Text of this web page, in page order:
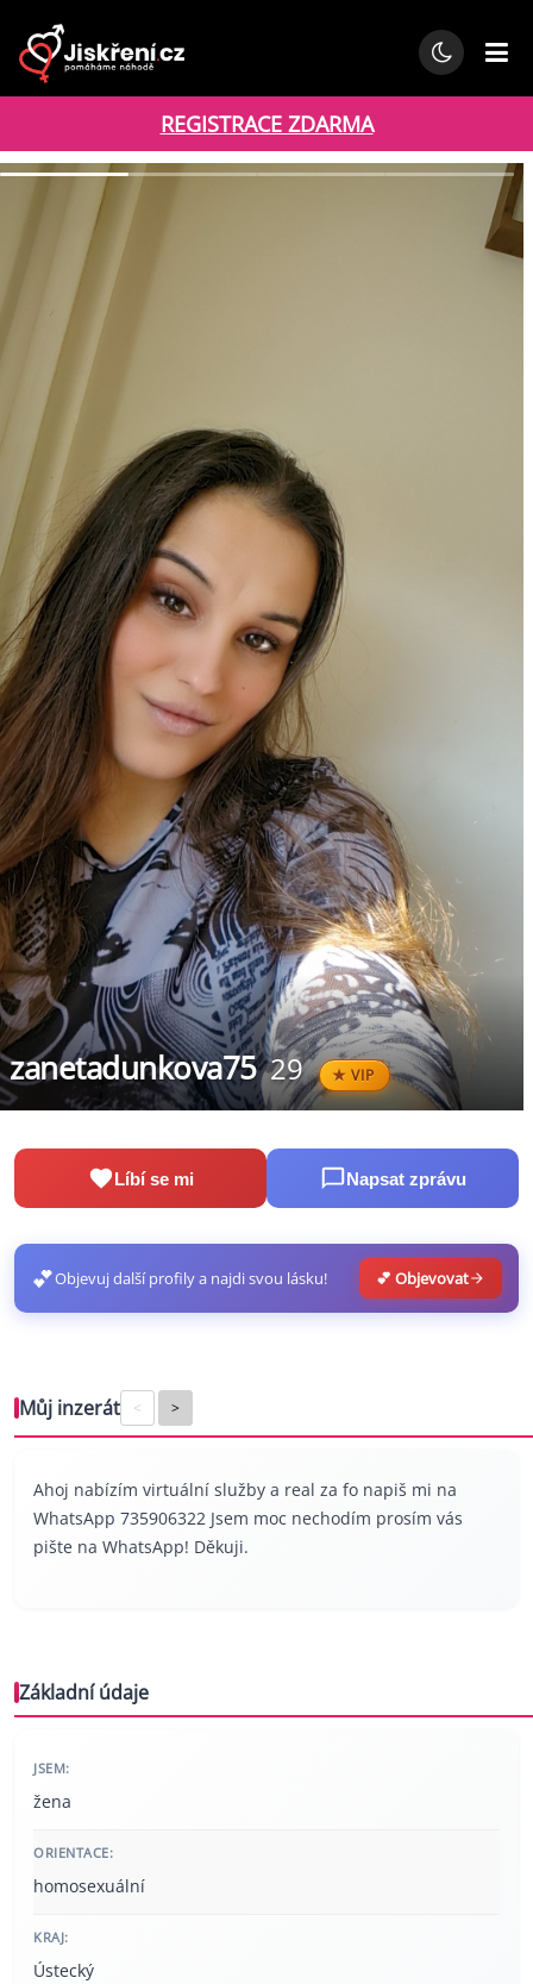
REGISTRACE ZDARMA
zanetadunkova75 29 VIP
Líbí se mi Napsat zprávu
💕Objevuj další profily a najdi svou lásku! 💕 Objevovat
Můj inzerát < >
Ahoj nabízím virtuální služby a real za fo napiš mi na
WhatsApp 735906322 Jsem moc nechodím prosím vás
pište na WhatsApp! Děkuji.
Základní údaje
JSEM:
žena
ORIENTACE:
homosexuální
KRAJ:
Ústecký